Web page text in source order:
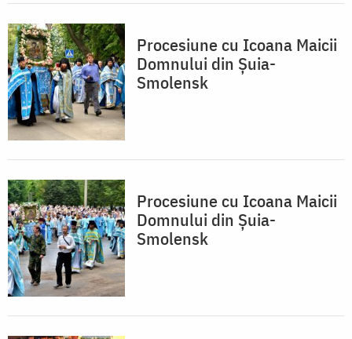
Procesiune cu Icoana Maicii
Domnului din Șuia-
Smolensk
Procesiune cu Icoana Maicii
Domnului din Șuia-
Smolensk